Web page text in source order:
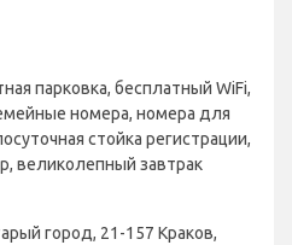
парковка, бесплатный WiFi,
номера, номера для
стойка регистрации,
великолепный завтрак
город, 21-157 Краков,